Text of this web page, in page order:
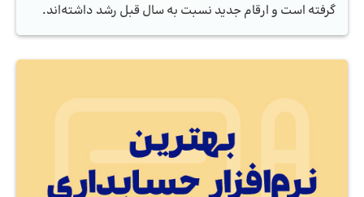
گرفته است و ارقام جدید نسبت به سال قبل رشد داشته‌اند.